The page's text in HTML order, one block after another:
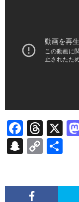
F
ac
e
o
T
hr
ea
X
S
pc
C